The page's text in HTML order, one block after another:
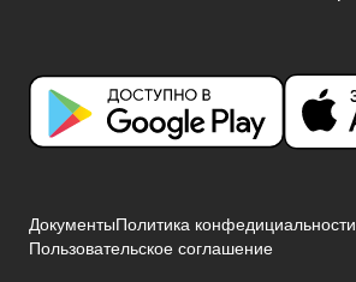
ДокументыПолитика конфедициальности
Пользовательское соглашение